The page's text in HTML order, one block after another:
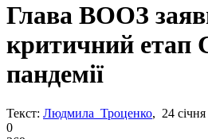
Глава ВООЗ
критичний етап
пандемії
Текст: Людмила Троценко, 24
0